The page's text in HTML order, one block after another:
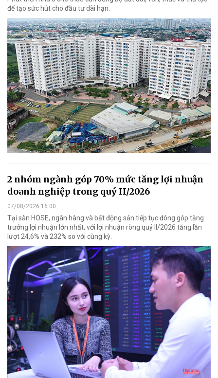
để tạo sức hút cho đầu tư dài hạn.
2 nhóm ngành góp 70% mức tăng lợi nhuận
doanh nghiệp trong quý II/2026
07/08/2026 16:00
Tại sàn HOSE, ngân hàng và bất động sản tiếp tục đóng góp tăng
trưởng lợi nhuận lớn nhất, với lợi nhuận ròng quý II/2026 tăng lần
lượt 24,6% và 232% so với cùng kỳ.